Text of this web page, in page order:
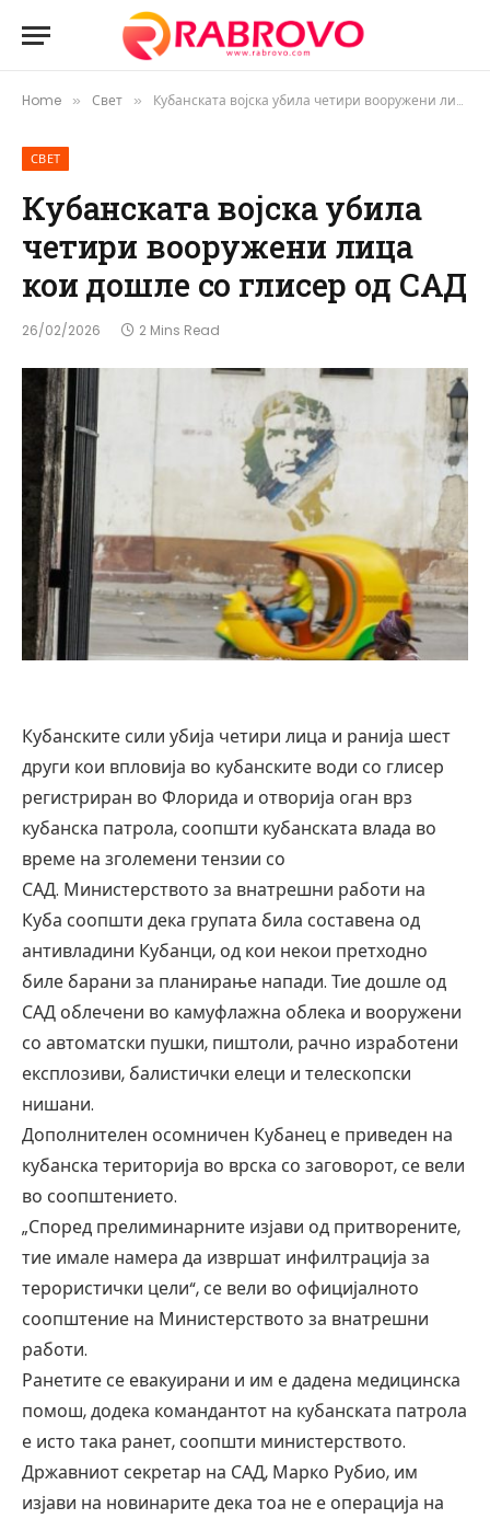
Home » Свет » Кубанската војска убила четири вооружени лица кои дошле со глисер од САД
СВЕТ
Кубанската војска убила
четири вооружени лица
кои дошле со глисер од САД
26/02/2026 2 Mins Read
Кубанските сили убија четири лица и ранија шест
други кои впловија во кубанските води со глисер
регистриран во Флорида и отворија оган врз
кубанска патрола, соопшти кубанската влада во
време на зголемени тензии со
САД. Министерството за внатрешни работи на
Куба соопшти дека групата била составена од
антивладини Кубанци, од кои некои претходно
биле барани за планирање напади. Тие дошле од
САД облечени во камуфлажна облека и вооружени
со автоматски пушки, пиштоли, рачно изработени
експлозиви, балистички елеци и телескопски
нишани.
Дополнителен осомничен Кубанец е приведен на
кубанска територија во врска со заговорот, се вели
во соопштението.
„Според прелиминарните изјави од притворените,
тие имале намера да извршат инфилтрација за
терористички цели“, се вели во официјалното
соопштение на Министерството за внатрешни
работи.
Ранетите се евакуирани и им е дадена медицинска
помош, додека командантот на кубанската патрола
е исто така ранет, соопшти министерството.
Државниот секретар на САД, Марко Рубио, им
изјави на новинарите дека тоа не е операција на